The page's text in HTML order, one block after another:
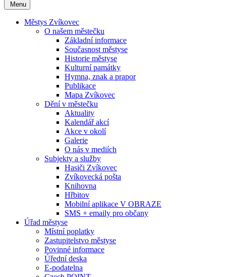
Menu
Městys Zvíkovec
O našem městečku
Základní informace
Současnost městyse
Historie městyse
Kulturní památky
Hymna, znak a prapor
Publikace
Mapa Zvíkovec
Dění v městečku
Aktuality
Kalendář akcí
Akce v okolí
Galerie
O nás v mediích
Subjekty a služby
Hasiči Zvíkovec
Zvíkovecká pošta
Knihovna
Hřbitov
Mobilní aplikace V OBRAZE
SMS + emaily pro občany
Úřad městyse
Místní poplatky
Zastupitelstvo městyse
Povinné informace
Úřední deska
E-podatelna